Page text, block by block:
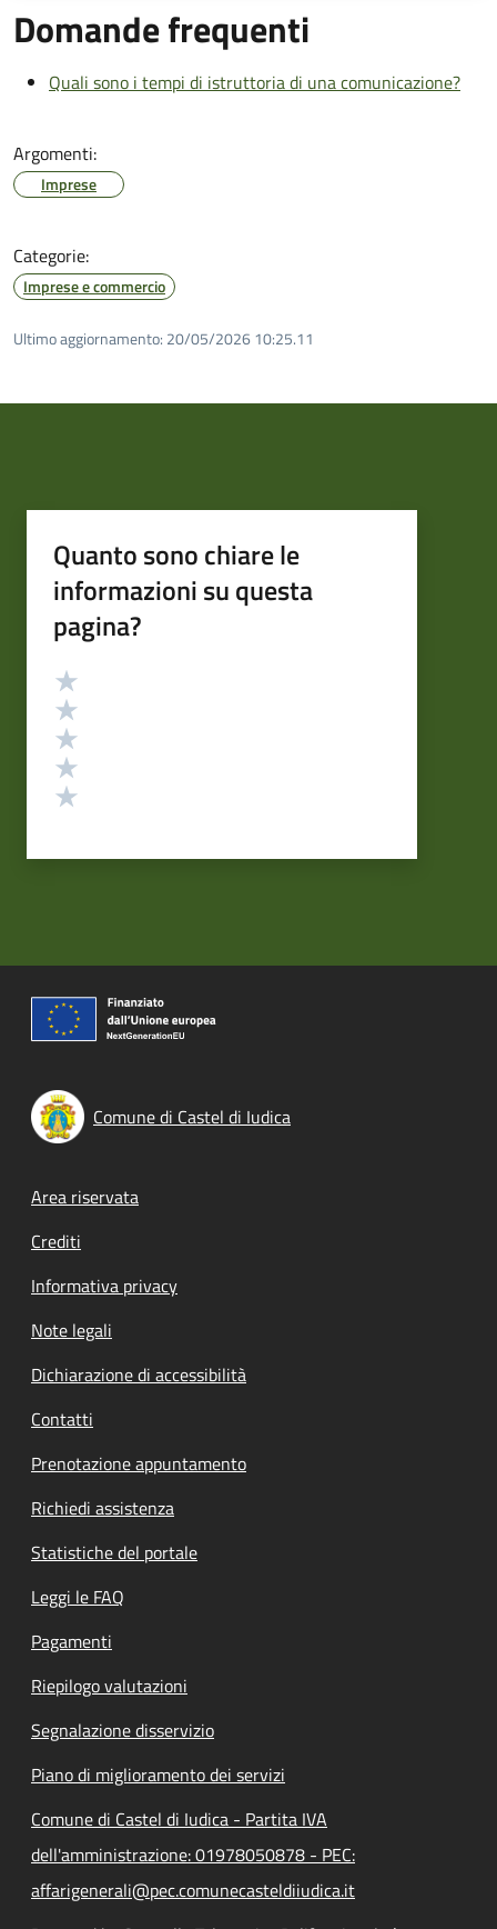
Domande frequenti
Quali sono i tempi di istruttoria di una comunicazione?
Argomenti:
Imprese
Categorie:
Imprese e commercio
Ultimo aggiornamento: 20/05/2026 10:25.11
Quanto sono chiare le
informazioni su questa
pagina?
Valutazione
Comune di Castel di Iudica
Footer menu
Area riservata
Crediti
Informativa privacy
Note legali
Dichiarazione di accessibilità
Contatti
Prenotazione appuntamento
Richiedi assistenza
Statistiche del portale
Leggi le FAQ
Pagamenti
Riepilogo valutazioni
Segnalazione disservizio
Piano di miglioramento dei servizi
Comune di Castel di Iudica - Partita IVA
dell'amministrazione: 01978050878 - PEC:
affarigenerali@pec.comunecasteldiiudica.it